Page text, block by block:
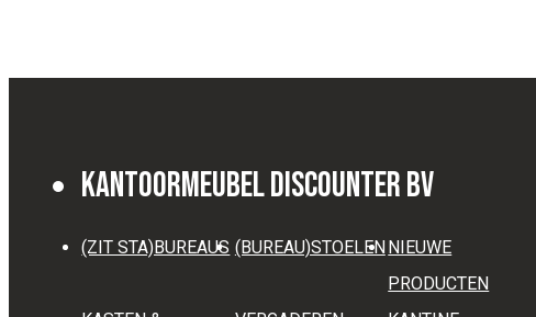
Kantoormeubel Discounter BV
(ZIT STA)BUREAUS (BUREAU)STOELENNIEUWE
PRODUCTEN